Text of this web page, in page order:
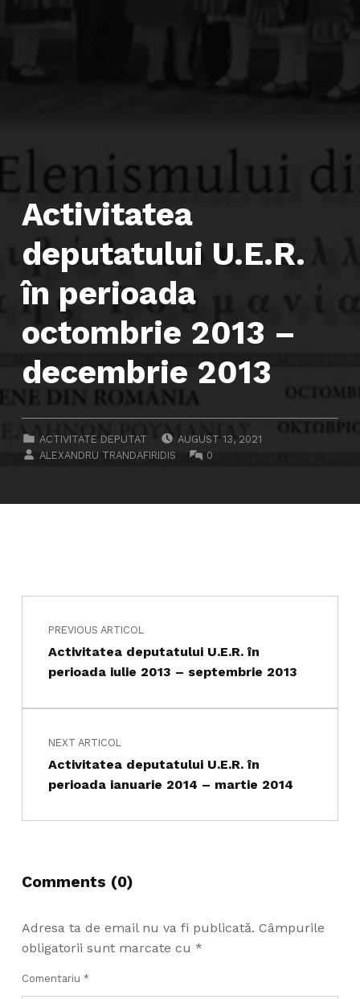
Activitatea
deputatului U.E.R.
în perioada
octombrie 2013 –
decembrie 2013
ACTIVITATE DEPUTAT AUGUST 13, 2021
ALEXANDRU TRANDAFIRIDIS
COMMENTS:
0
Skip back to main navigation
Navigare în articole
PREVIOUS ARTICOL
Activitatea deputatului U.E.R. în
perioada iulie 2013 – septembrie 2013
NEXT ARTICOL
Activitatea deputatului U.E.R. în
perioada ianuarie 2014 – martie 2014
Comments (0)
Adresa ta de email nu va fi publicată. Câmpurile
obligatorii sunt marcate cu *
Comentariu *